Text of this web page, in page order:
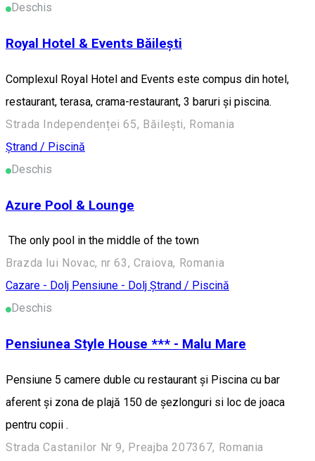
Deschis
Royal Hotel & Events Băilești
Complexul Royal Hotel and Events este compus din hotel,
restaurant, terasa, crama-restaurant, 3 baruri și piscina.
Strada Independenței 65, Băilești, Romania
Ștrand / Piscină
Deschis
Azure Pool & Lounge
The only pool in the middle of the town
Brazda lui Novac, nr 63, Craiova, Romania
Cazare - Dolj Pensiune - Dolj Ștrand / Piscină
Deschis
Pensiunea Style House *** - Malu Mare
Pensiune 5 camere duble cu restaurant și Piscina cu bar
aferent și zona de plajă 150 de șezlonguri si loc de joaca
pentru copii .
Strada Castanilor Nr 9, Preajba 207367, Romania